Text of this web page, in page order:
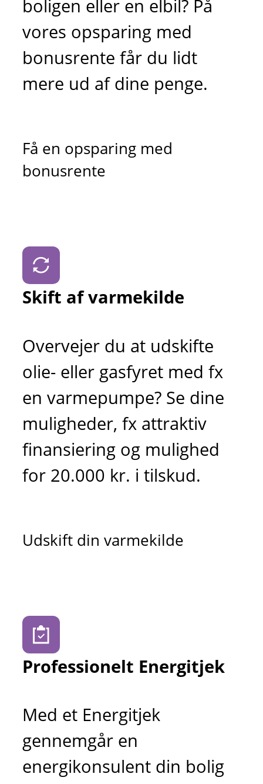
boligen eller en elbil? På
vores opsparing med
bonusrente får du lidt
mere ud af dine penge.
Få en opsparing med
bonusrente
Skift af varmekilde
Overvejer du at udskifte
olie- eller gasfyret med fx
en varmepumpe? Se dine
muligheder, fx attraktiv
finansiering og mulighed
for 20.000 kr. i tilskud.
Udskift din varmekilde
Professionelt Energitjek
Med et Energitjek
gennemgår en
energikonsulent din bolig